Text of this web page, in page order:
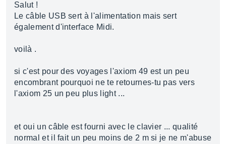
Salut !
Le câble USB sert à l'alimentation mais sert
également d'interface Midi.
voilà .
si c'est pour des voyages l'axiom 49 est un peu
encombrant pourquoi ne te retournes-tu pas vers
l'axiom 25 un peu plus light ...
et oui un câble est fourni avec le clavier ... qualité
normal et il fait un peu moins de 2 m si je ne m'abuse